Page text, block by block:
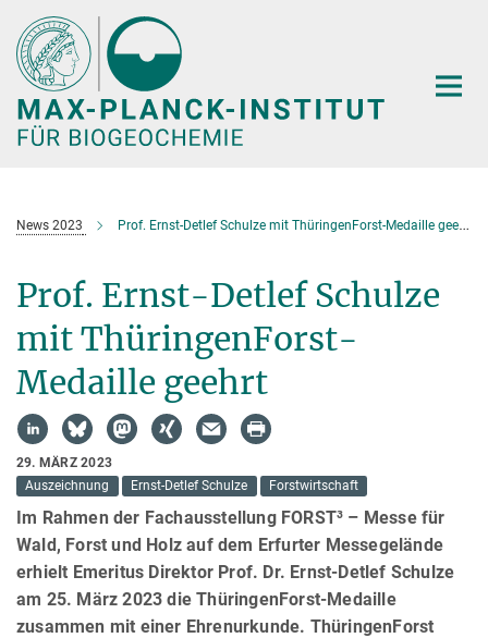
Hauptinhalt
News 2023 Prof. Ernst-Detlef Schulze mit ThüringenForst-Medaille geehrt
Prof. Ernst-Detlef Schulze
mit ThüringenForst-
Medaille geehrt
29. MÄRZ 2023
Auszeichnung
Ernst-Detlef Schulze Forstwirtschaft
Im Rahmen der Fachausstellung FORST³ – Messe für
Wald, Forst und Holz auf dem Erfurter Messegelände
erhielt Emeritus Direktor Prof. Dr. Ernst-Detlef Schulze
am 25. März 2023 die ThüringenForst-Medaille
zusammen mit einer Ehrenurkunde. ThüringenForst